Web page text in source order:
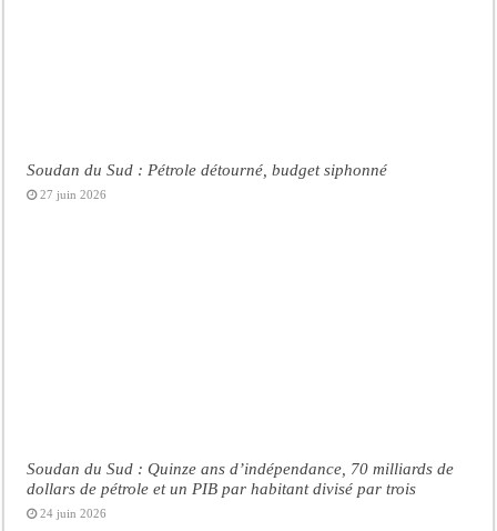
Soudan du Sud : Pétrole détourné, budget siphonné
27 juin 2026
Soudan du Sud : Quinze ans d’indépendance, 70 milliards de
dollars de pétrole et un PIB par habitant divisé par trois
24 juin 2026